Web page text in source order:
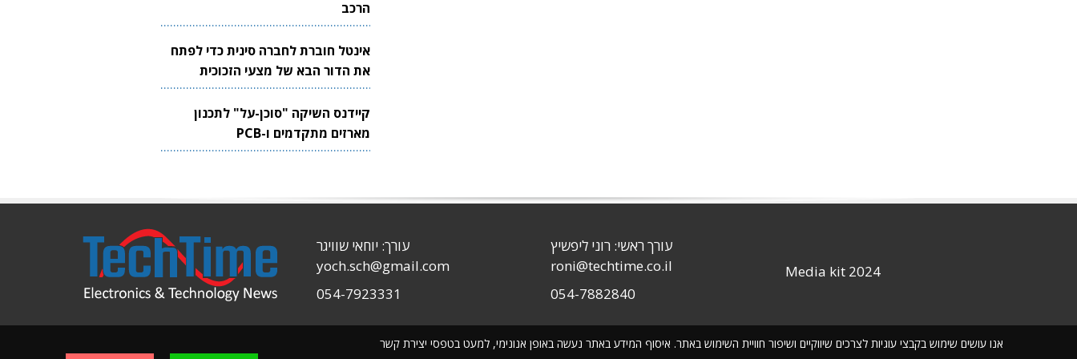
הרכב
אינטל חוברת לחברה סינית כדי לפתח
את הדור הבא של מצעי הזכוכית
לשבבים
קיידנס השיקה "סוכן-על" לתכנון
מארזים מתקדמים ו-PCB
אנו עושים שימוש בקבצי עוגיות לצרכים שיווקיים ושיפור חוויית השימוש באתר. איסוף המידע באתר נעשה באופן אנונימי, למעט בטפסי יצירת קשר
Media kit 2024
עורך ראשי: רוני ליפשיץ
roni@techtime.co.il
054-7882840
עורך: יוחאי שוויגר
yoch.sch@gmail.com
054-7923331